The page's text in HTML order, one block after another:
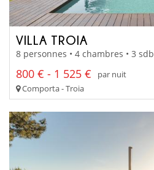
VILLA TROIA
8 personnes • 4 chambres • 3 sdb
800 € - 1 525 €
par nuit
Comporta - Troia